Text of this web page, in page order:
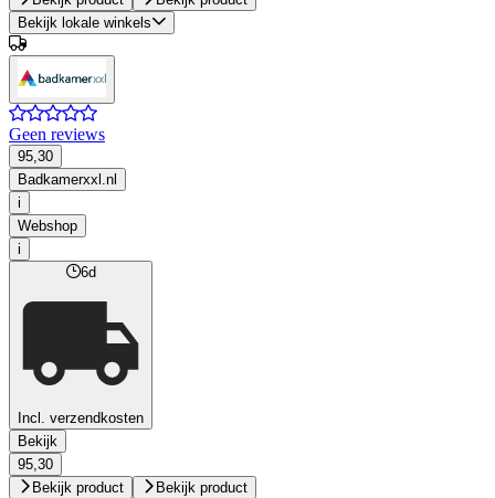
Bekijk lokale winkels
Geen reviews
95,30
Badkamerxxl.nl
i
Webshop
i
6d
Incl. verzendkosten
Bekijk
95,30
Bekijk product
Bekijk product